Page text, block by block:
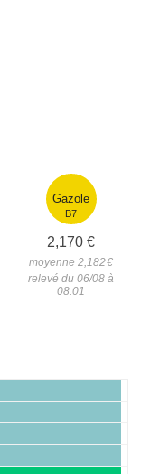
Gazole
B7
2,170 €
moyenne 2,182€
relevé du 06/08 à
08:01